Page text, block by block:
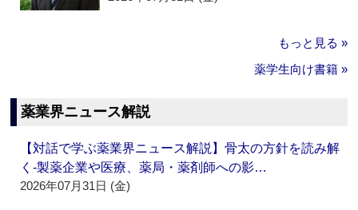
もっと見る »
薬学生向け書籍 »
薬業界ニュース解説
【対話で学ぶ薬業界ニュース解説】骨太の方針を読み解
く‐製薬企業や医療、薬局・薬剤師への影…
2026年07月31日 (金)